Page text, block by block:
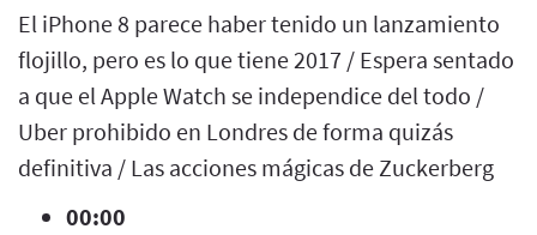
El iPhone 8 parece haber tenido un lanzamiento
flojillo, pero es lo que tiene 2017 / Espera sentado
a que el Apple Watch se independice del todo /
Uber prohibido en Londres de forma quizás
definitiva / Las acciones mágicas de Zuckerberg
00:00